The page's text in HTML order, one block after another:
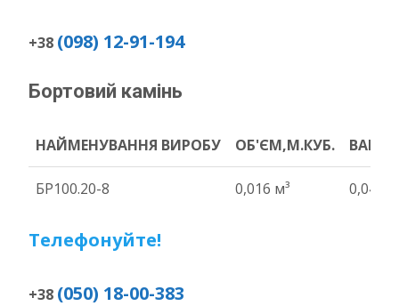
+38 (098) 12-91-194
Бортовий камінь
НАЙМЕНУВАННЯ ВИРОБУ ОБ'ЄМ,М.КУБ.
ВАГА
НАЙМЕНУВАННЯ ВИРОБУ
ОБ'ЄМ,М.КУБ. ВАГА
БР100.20-8 0,016 м³ 0,04 т
Телефонуйте!
+38 (050) 18-00-383